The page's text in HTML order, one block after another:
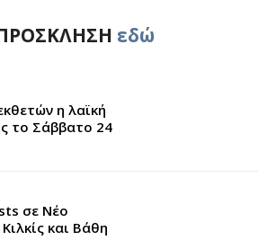
εδώ
η λαϊκή
το Σάββατο 24
σε Νέο
και Βάθη